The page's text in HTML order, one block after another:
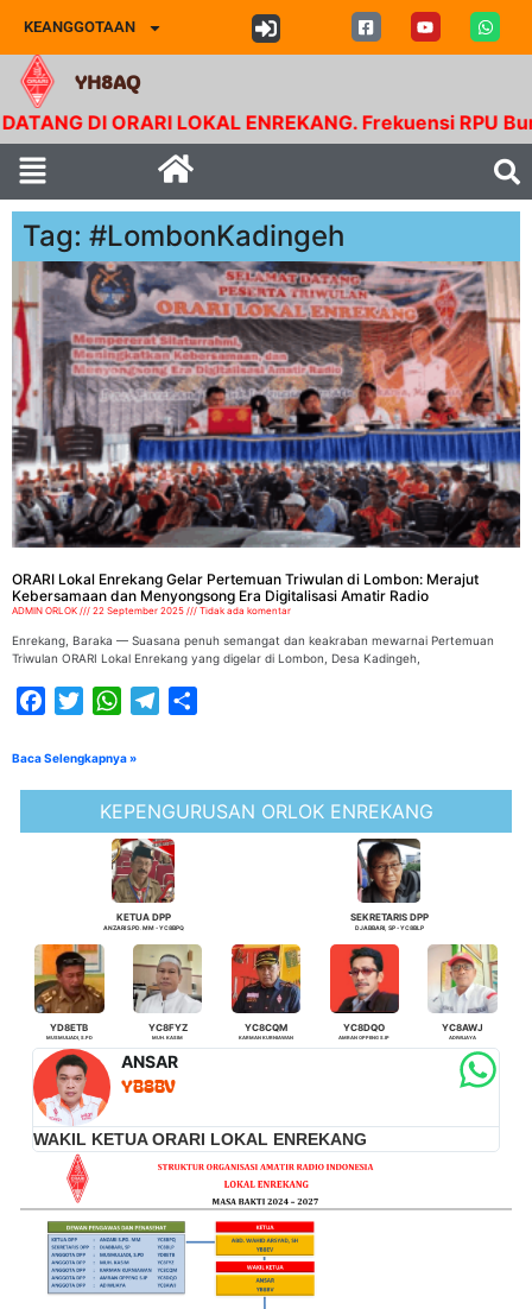
KEANGGOTAAN
YH8AQ
DI ORARI LOKAL ENREKANG. Frekuensi RPU
Tag: #LombonKadingeh
ORARI Lokal Enrekang Gelar Pertemuan Triwulan di Lombon: Merajut
Kebersamaan dan Menyongsong Era Digitalisasi Amatir Radio
ADMIN ORLOK 22 September 2025 Tidak ada komentar
Enrekang, Baraka — Suasana penuh semangat dan keakraban mewarnai Pertemuan
Triwulan ORARI Lokal Enrekang yang digelar di Lombon, Desa Kadingeh,
FacebookTwitterWhatsAppTelegram
Baca Selengkapnya »
KEPENGURUSAN ORLOK ENREKANG
KETUA DPP
ANZARI S.PD. MM - YC8BPQ
SEKRETARIS DPP
DJABBARI, SP - YC8BLP
YD8ETB
MUSMULIADI, S.PD
YC8FYZ
MUH. KASIM
YC8CQM
KARMAN KURNIAWAN
YC8DQO
AMRAN OPPENG S.IP
YC8AWJ
ADIWIJAYA
ANSAR
YB8BV
WAKIL KETUA ORARI LOKAL ENREKANG